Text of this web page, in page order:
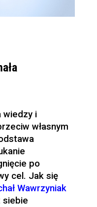
wiedzy i
własnym
po
cel. Jak się
Wawrzyniak
siebie